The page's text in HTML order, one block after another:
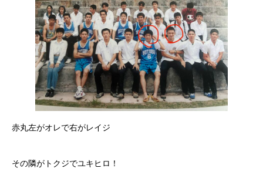
赤丸左がオレで右がレイジ
その隣がトクジでユキヒロ！